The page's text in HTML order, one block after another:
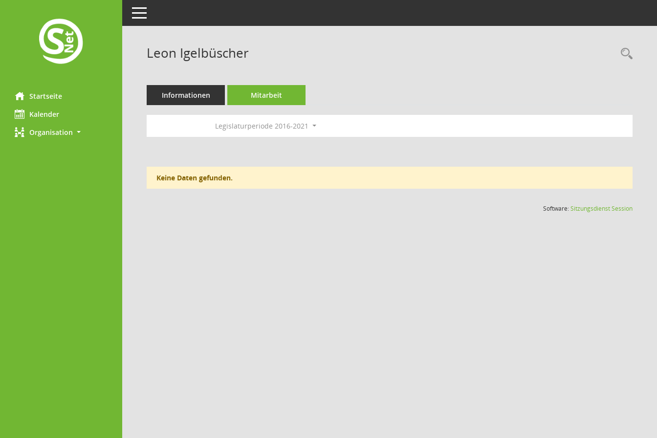
Startseite
Kalender
Organisation
Toggle navigation
Leon Igelbüscher
Informationen Mitarbeit
Legislaturperiode 2016-2021
Keine Daten gefunden.
Software:SitzungsdienstSession(Wird in